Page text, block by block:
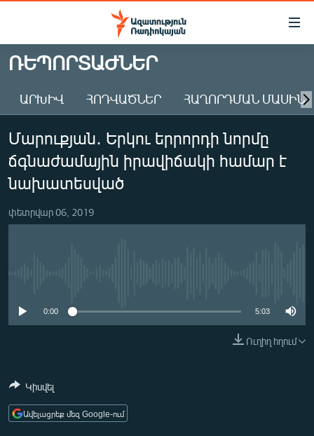
Մատչելիության
Անցնել
հիմնական
Անցնել
հիմնական
մենյուին
Որոնում
ԱԶԱՏՈՒԹՅՈՒՆ TV
ՀԱՅԱՍՏԱՆ
ԸՆՏՐՈՒԹՅՈՒՆՆԵՐ 2026
ԻՐԱՎՈՒՆՔ
ՏՆՏԵՍՈՒԹՅՈՒՆ
ՄԻՋԱԶԳԱՅԻՆ
ՄԵԿՆԱԲԱՆՈՒԹՅՈՒՆ
ՏՏ ԵՒ ԻՆՏԵՐՆԵՏ
ՌԵՊՈՐՏԱԺՆԵՐ
ԱՐԽԻՎ ՀՈԴՎԱԾՆԵՐ ՀԱՂՈՐԴՄԱՆ ՄԱՍԻՆ
Մարուքյան․ Երկու երրորդի նորմը
ճգնաժամային իրավիճակի համար է
նախատեսված
փետրվար 06, 2019
0:00 5:03
Ուղիղ հղում
Կիսվել
Ավելացրեք մեզ Google-ում